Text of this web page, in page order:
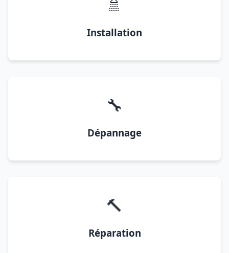
🚿
Installation
🔧
Dépannage
🔨
Réparation